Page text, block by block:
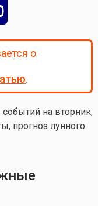
о
.
на вторник,
прогноз лунного